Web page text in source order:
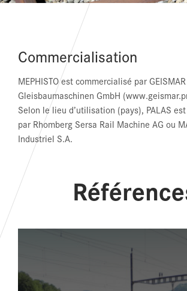
Commercialisation
MEPHISTO est commercialisé par GEISMAR
Gleisbaumaschinen GmbH
Selon le lieu d’utilisation (pays), PALAS
par Rhomberg Sersa Rail Machine AG ou
Industriel S.A.